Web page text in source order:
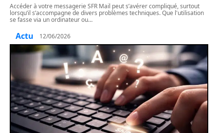
Accéder à votre messagerie SFR Mail peut s’avérer compliqué, surtout
lorsqu’il s’accompagne de divers problèmes techniques. Que l'utilisation
se fasse via un ordinateur ou…
Actu 12/06/2026